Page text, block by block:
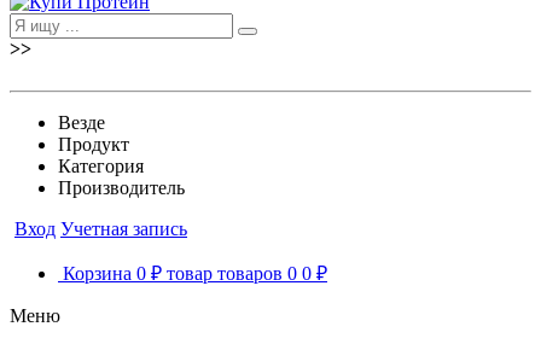
>>
Везде
Продукт
Категория
Производитель
Вход Учетная запись
Корзина 0 ₽ товар товаров 0 0 ₽
Меню